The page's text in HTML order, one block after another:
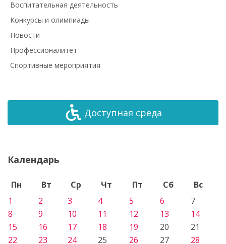
Воспитательная деятельность
Конкурсы и олимпиады
Новости
Профессионалитет
Спортивные мероприятия
Доступная среда
Календарь
Пн Вт Ср Чт Пт Сб
Вс
1
2 3 4 5 6
7
8
9 10 11 12 13
14
15
16 17 18 19 20
21
22
23 24 25 26 27 28